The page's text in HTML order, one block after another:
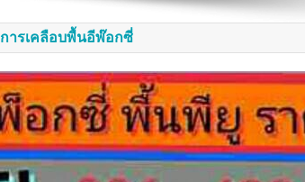
ารเคลือบพื้นอีพ๊อกซี่